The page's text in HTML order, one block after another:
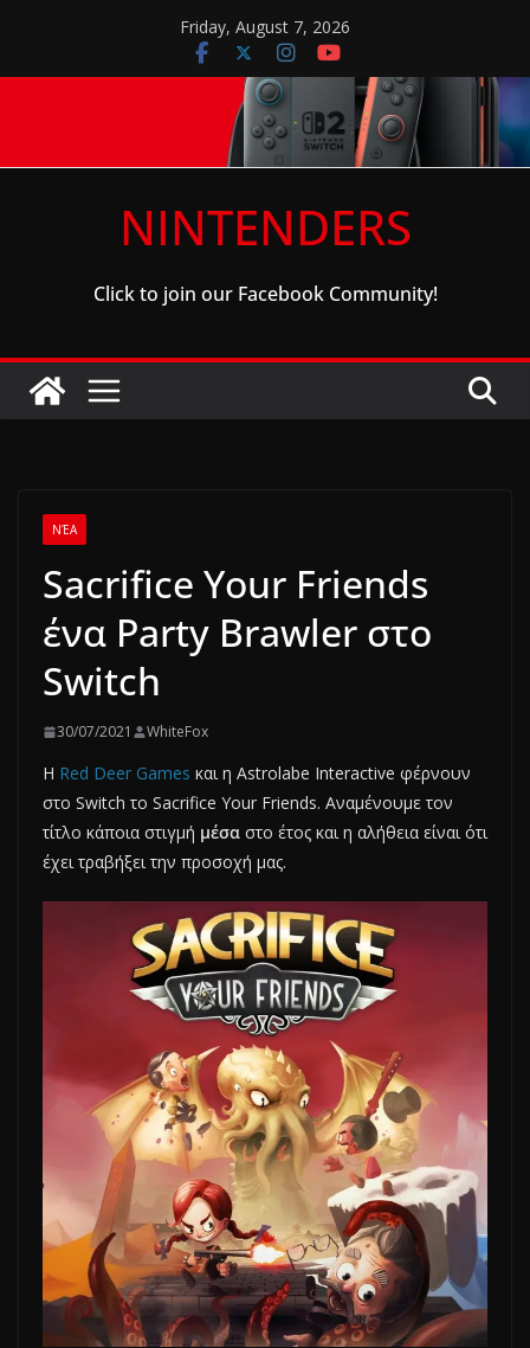
content
Friday, August 7, 2026
NINTENDERS
Click to join our Facebook Community!
ΝΈΑ
Sacrifice Your Friends
ένα Party Brawler στο
Switch
30/07/2021 WhiteFox
H Red Deer Games και η Astrolabe Interactive φέρνουν
στο Switch το Sacrifice Your Friends. Αναμένουμε τον
τίτλο κάποια στιγμή μέσα στο έτος και η αλήθεια είναι ότι
έχει τραβήξει την προσοχή μας.